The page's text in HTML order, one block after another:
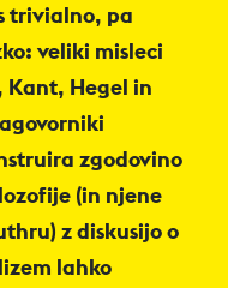
trivialno, pa
veliki misleci
Kant, Hegel in
zgodovino
(in njene
z diskusijo o
lahko